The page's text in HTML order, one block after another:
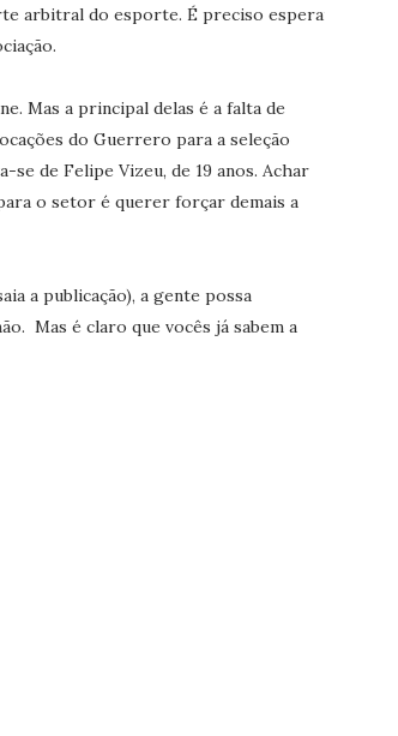
arbitral do esporte. É preciso esperar
Mas a principal delas é a falta de
do Guerrero para a seleção
de Felipe Vizeu, de 19 anos. Achar
o setor é querer forçar demais a
a publicação), a gente possa
Mas é claro que vocês já sabem a